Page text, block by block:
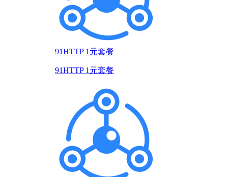
91HTTP 1元套餐
91HTTP 1元套餐